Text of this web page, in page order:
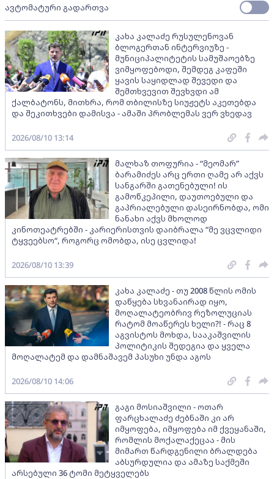
ავტომატური გადართვა
კახა კალაძე რუსულენოვან
ბლოგერთან ინტერვიუზე -
მუნიციპალიტეტის სამუშაოებზე
ვიმყოფებოდი, შემდეგ კაფეში
ყავის საყიდლად შევედი და
შემთხვევით შევხვდი ამ
ქალბატონს, მითხრა, რომ თბილისზე სიუჟეტს აკეთებდა
და შეკითხვები დამისვა - ამაში პრობლემას ვერ ვხედავ
2026/08/10 13:14
მალხაზ თოფურია - “მეომარ”
ბარამიძეს არც ერთი ღამე არ აქვს
სანგარში გათენებული! ის
გამოწკეპილი, დაუთოებული და
გაპრიალებული დასეირნობდა, ომი
ნანახი აქვს მხოლოდ
კინოთეატრებში - კარიერისთვის დაიბრალა “მე ვცვლიდი
ტყვეებსო“, როგორც ომობდა, ისე ცვლიდა!
2026/08/10 13:39
კახა კალაძე - თუ 2008 წლის ომის
დაწყება სხვანაირად იყო,
მოღალატეობრივ რეზოლუციას
რატომ მოაწერეს ხელი?! - რაც 8
აგვისტოს მოხდა, სააკაშვილის
პოლიტიკის შედეგია და ყველა
მოღალატემ და დამნაშავემ პასუხი უნდა აგოს
2026/08/10 14:06
გაგი მოსიაშვილი - ოთარ
ფარცხალაძე ძებნაში კი არ
იმყოფება, იმყოფება იმ ქვეყანაში,
რომლის მოქალაქეცაა - მის
მიმართ წარდგენილი ბრალდება
აბსურდულია და ამაზე საქმეში
არსებული 36 ტომი მეტყველებს